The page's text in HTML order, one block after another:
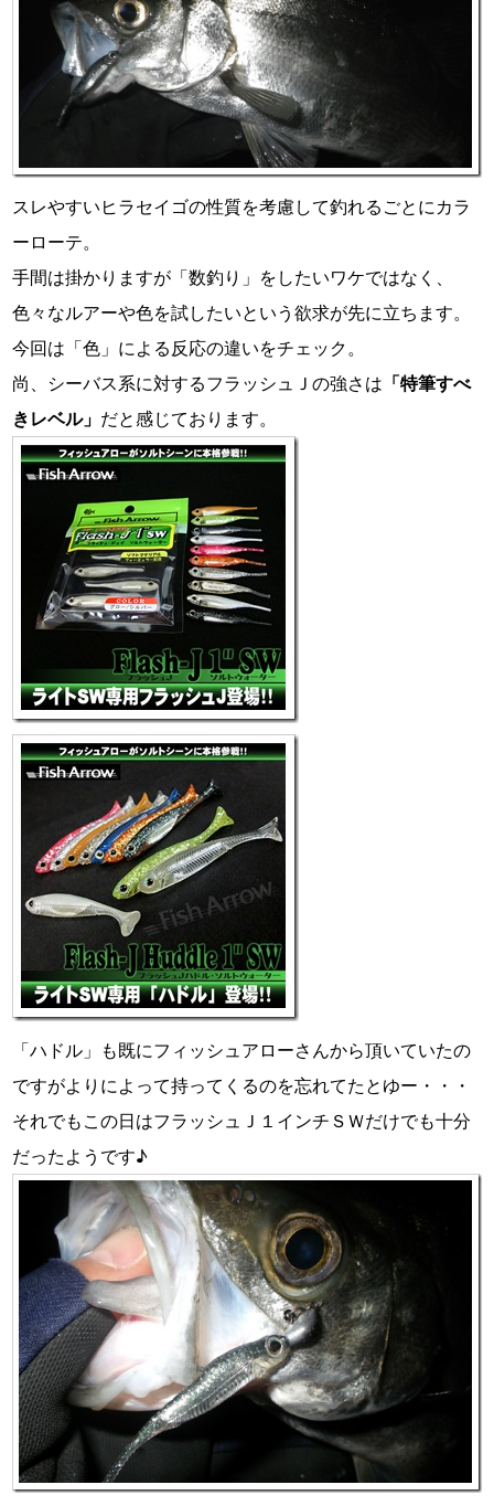
スレやすいヒラセイゴの性質を考慮して釣れるごとにカラ
ーローテ。
手間は掛かりますが「数釣り」をしたいワケではなく、
色々なルアーや色を試したいという欲求が先に立ちます。
今回は「色」による反応の違いをチェック。
尚、シーバス系に対するフラッシュＪの強さは 「特筆すべ
きレベル」 だと感じております。
「ハドル」も既にフィッシュアローさんから頂いていたの
ですがよりによって持ってくるのを忘れてたとゆー・・・
それでもこの日はフラッシュＪ１インチＳＷだけでも十分
だったようです♪